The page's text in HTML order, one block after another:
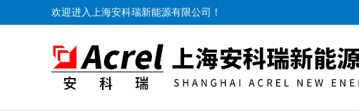
欢迎进入上海安科瑞新能源有限公司！